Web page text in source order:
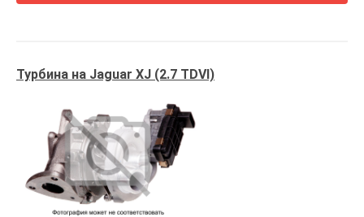
Турбина на Jaguar XJ (2.7 TDVI)